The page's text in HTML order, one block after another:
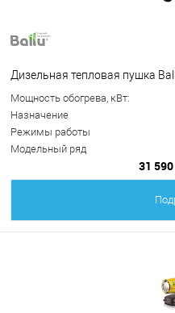
Дизельная тепловая пушка
Мощность обогрева, кВт:
Назначение
Режимы работы
Модельный ряд
31